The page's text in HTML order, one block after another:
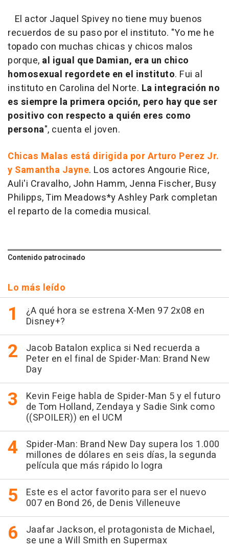
El actor Jaquel Spivey no tiene muy buenos
recuerdos de su paso por el instituto. "Yo me he
topado con muchas chicas y chicos malos
porque, al igual que Damian, era un chico
homosexual regordete en el instituto. Fui al
instituto en Carolina del Norte. La integración no
es siempre la primera opción, pero hay que ser
positivo con respecto a quién eres como
persona", cuenta el joven.
Chicas Malas está dirigida por Arturo Perez Jr.
y Samantha Jayne. Los actores Angourie Rice,
Auli'i Cravalho, John Hamm, Jenna Fischer, Busy
Philipps, Tim Meadows*y Ashley Park completan
el reparto de la comedia musical.
Contenido patrocinado
Lo más leído
¿A qué hora se estrena X-Men 97 2x08 en
Disney+?
Jacob Batalon explica si Ned recuerda a
Peter en el final de Spider-Man: Brand New
Day
Kevin Feige habla de Spider-Man 5 y el futuro
de Tom Holland, Zendaya y Sadie Sink como
((SPOILER)) en el UCM
Spider-Man: Brand New Day supera los 1.000
millones de dólares en seis días, la segunda
película que más rápido lo logra
Este es el actor favorito para ser el nuevo
007 en Bond 26, de Denis Villeneuve
Jaafar Jackson, el protagonista de Michael,
se une a Will Smith en Supermax